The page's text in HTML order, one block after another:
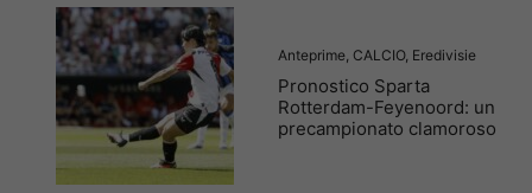
Anteprime, CALCIO, Eredivisie
Pronostico Sparta
Rotterdam-Feyenoord: un
precampionato clamoroso